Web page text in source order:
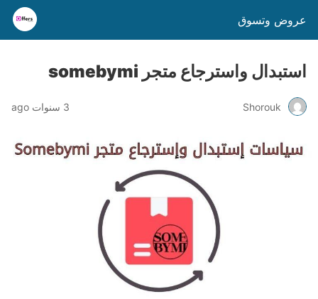
عروض وتسوق
استبدال واسترجاع متجر somebymi
Shorouk 3 سنوات ago